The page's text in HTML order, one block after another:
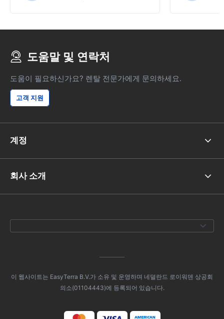
도움말 및 연락처
도움이 필요하신가요? 렌탈 전문가에게 문의하세요.
고객 지원
계정
회사 소개
이 웹사이트는 EasyTerra B.V.가 소유 및 운영하며 네덜란드 로이워덴 상공회
의소(01104443)에 등록되어 있습니다.